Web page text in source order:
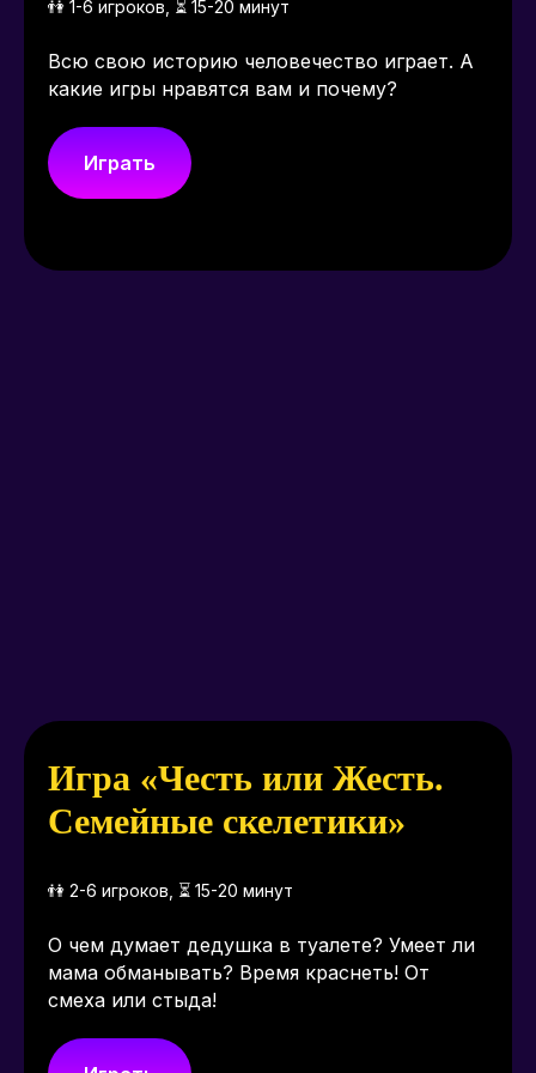
👫 1-6 игроков, ⏳ 15-20 минут
Всю свою историю человечество играет. А
какие игры нравятся вам и почему?
Играть
Игра «Честь или Жесть.
Семейные скелетики»
👫 2-6 игроков, ⏳ 15-20 минут
О чем думает дедушка в туалете? Умеет ли
мама обманывать? Время краснеть! От
смеха или стыда!